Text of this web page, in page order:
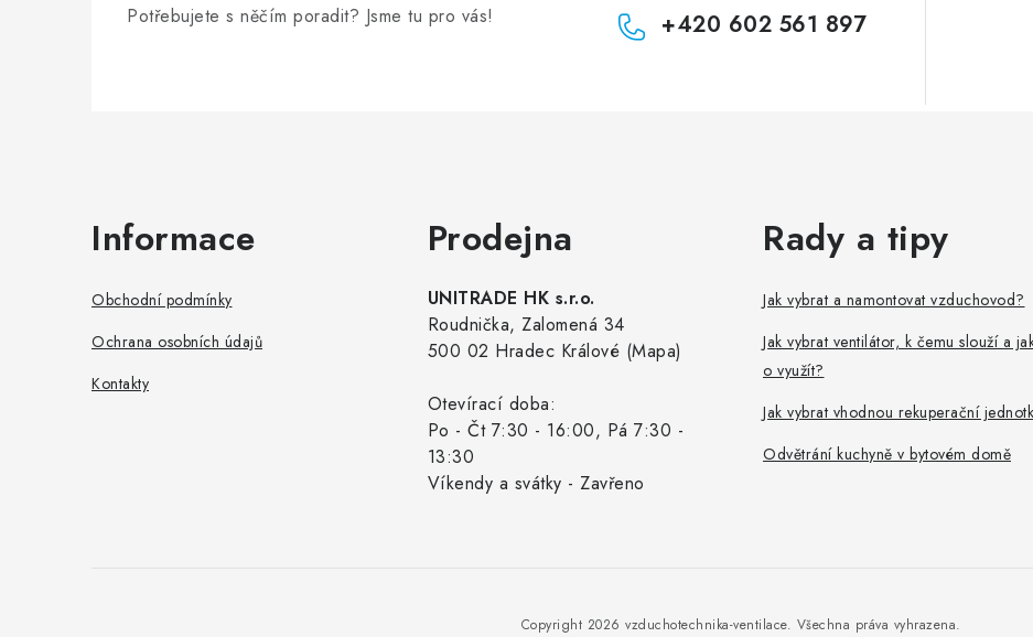
Potřebujete s něčím poradit? Jsme tu pro vás! +420 602 561 897
Informace
Obchodní podmínky
Ochrana osobních údajů
Kontakty
Prodejna
UNITRADE HK s.r.o.
Roudnička, Zalomená 34
500 02 Hradec Králové (Mapa)
Otevírací doba:
Po - Čt 7:30 - 16:00, Pá 7:30 -
13:30
Víkendy a svátky - Zavřeno
Rady a tipy
Jak vybrat a namontovat vzduchovod?
Jak vybrat ventilátor, k čemu slouží a
o využít?
Jak vybrat vhodnou rekuperační
Odvětrání kuchyně v bytovém domě
Copyright 2026 vzduchotechnika-ventilace. Všechna práva vyhrazena.